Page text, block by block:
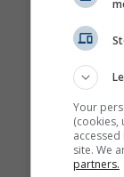
Your
(cookies,
site. We
partners.